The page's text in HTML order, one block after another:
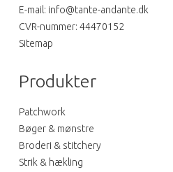
E-mail: info@tante-andante.dk
CVR-nummer: 44470152
Sitemap
Produkter
Patchwork
Bøger & mønstre
Broderi & stitchery
Strik & hækling